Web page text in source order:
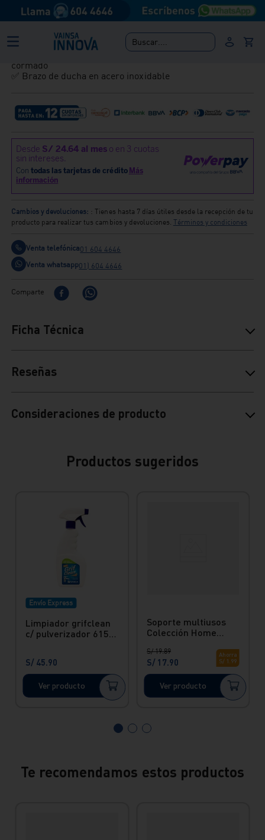
Buscar....
encontraron características detalladas del producto en
la página.
✅ Diseño con salida española.
✅ Sistema de cierre disco cerámico 3/8”
✅ Cabeza de ducha modelo Española Light en ABS
cormado
✅ Brazo de ducha en acero inoxidable
Cambios y devoluciones: : Tienes hasta 7 días útiles desde la recepción de tu
producto para realizar tus cambios y devoluciones. Términos y condiciones
Venta telefónica01 604 4646
Venta whatsapp01) 604 4646
Comparte
Ficha Técnica
Reseñas
Consideraciones de producto
Productos sugeridos
Envío Express
Limpiador grifclean
c/ pulverizador 615
S/ 45 90
Ver producto
Soporte multiusos
Colección Home
S/ 19.89
S/ 17 90
Ahorra
S/ 1 99
Ver producto
Te recomendamos estos productos